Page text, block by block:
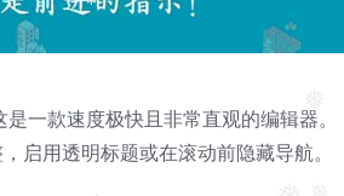
❅
一款速度极快且非常直观的编辑器。
启用透明标题或在滚动前隐藏导航。